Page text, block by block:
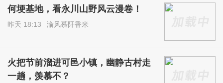
何埂基地，看永川山野风云漫卷！
昨天 18:13 渝风慕阡香米
火把节前溜进可邑小镇，幽静古村走
一趟，羡慕不？